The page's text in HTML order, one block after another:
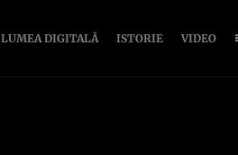
LUMEA DIGITALĂ ISTORIE VIDEO